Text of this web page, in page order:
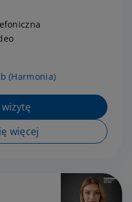
(Harmonia)
więcej